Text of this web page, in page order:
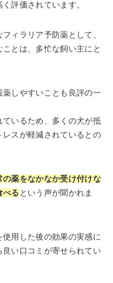
く評価されています。
ィラリア予防薬として、
とは、多忙な飼い主にと
しやすいことも良評の一
ているため、多くの犬が抵
スが軽減されているとの
の薬をなかなか受け付けな
べる という声が聞かれま
用した後の効果の実感に
い口コミが寄せられてい